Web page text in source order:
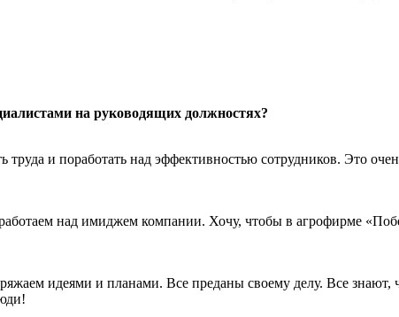
на руководящих должностях?
и поработать над эффективностью сотрудников. Это
над имиджем компании. Хочу, чтобы в агрофирме
идеями и планами. Все преданы своему делу. Все